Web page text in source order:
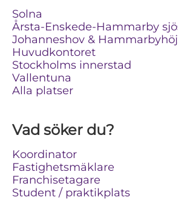
Solna
Årsta-Enskede-Hammarby
Johanneshov &
Huvudkontoret
Stockholms innerstad
Vallentuna
Alla platser
Vad söker du?
Koordinator
Fastighetsmäklare
Franchisetagare
Student / praktikplats